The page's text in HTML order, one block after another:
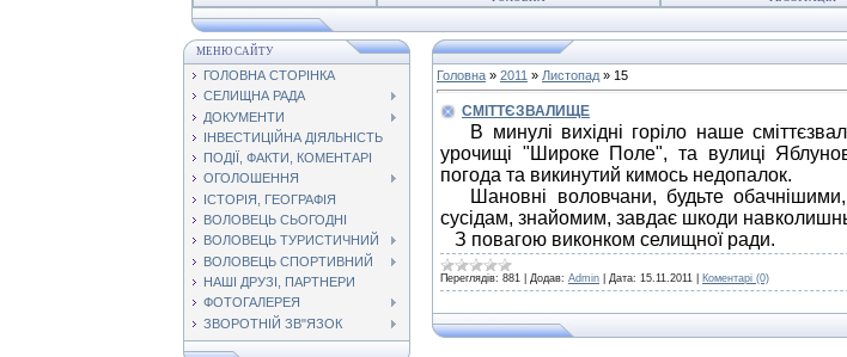
МЕНЮ САЙТУ
ГОЛОВНА СТОРІНКА
СЕЛИЩНА РАДА
ДОКУМЕНТИ
ІНВЕСТИЦІЙНА ДІЯЛЬНІСТЬ
ПОДІЇ, ФАКТИ, КОМЕНТАРІ
ОГОЛОШЕННЯ
ІСТОРІЯ, ГЕОГРАФІЯ
ВОЛОВЕЦЬ СЬОГОДНІ
ВОЛОВЕЦЬ ТУРИСТИЧНИЙ
ВОЛОВЕЦЬ СПОРТИВНИЙ
НАШІ ДРУЗІ, ПАРТНЕРИ
ФОТОГАЛЕРЕЯ
ЗВОРОТНІЙ ЗВ"ЯЗОК
Головна » 2011 » Листопад » 15
СМІТТЄЗВАЛИЩЕ
В минулі вихідні горіло наше
урочищі "Широке Поле", та вулиці
погода та викинутий кимось недопалок.
Шановні воловчани, будьте
сусідам, знайомим, завдає шкоди
З повагою виконком селищної ради.
Переглядів: 881 Додав: Admin Дата: 15.11.2011 Коментарі (0)